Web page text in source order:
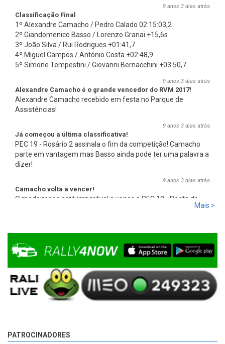
9 anos 3 dias atrás
Classificação Final
1º Alexandre Camacho / Pedro Calado 02:15:03,2
2º Giandomenico Basso / Lorenzo Granai +15,6s
3º João Silva / Rui Rodrigues +01:41,7
4º Miguel Campos / António Costa +02:48,9
5º Simone Tempestini / Giovanni Bernacchini +03:50,7
9 anos 3 dias atrás
Alexandre Camacho é o grande vencedor do RVM 2017!
Alexandre Camacho recebido em festa no Parque de
Assistências!
9 anos 3 dias atrás
Já começou a última classificativa!
PEC 19 - Rosário 2 assinala o fim da competição! Camacho
parte em vantagem mas Basso ainda pode ter uma palavra a
dizer!
9 anos 3 dias atrás
Camacho volta a vencer!
O madeirense está imparável e vence a PEC 18 - Ponta do
Pargo 2, com 00:08:08,0, mais 2,7s que Basso e mais 17,8s
9 anos 3 diasatrás
Mais >
PATROCINADORES